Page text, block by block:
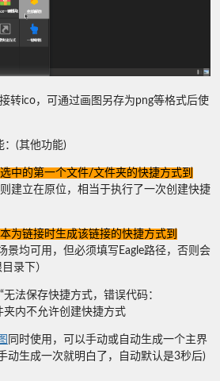
转ico，可通过画图另存为png等格式后使
：(其他功能)
中的第一个文件/文件夹的快捷方式到
则建立在原位，相当于执行了一次创建快捷
为链接时生成该链接的快捷方式到
景均可用，但必须填写Eagle路径，否则会
录下）
法保存快捷方式，错误代码：
内不允许创建快捷方式
同时使用，可以手动或自动生成一个主界
动生成一次就明白了，自动默认是3秒后)